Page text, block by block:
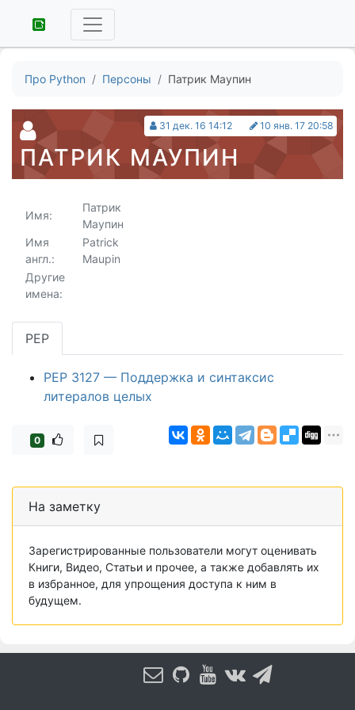
Про Python Персоны Патрик Маупин
31 дек. 16 14:12 10 янв. 17 20:58
ПАТРИК МАУПИН
Имя:
Патрик
Маупин
Имя
англ.:
Patrick
Maupin
Другие
имена:
PEP
PEP 3127 — Поддержка и синтаксис
литералов целых
0
На заметку
Зарегистрированные пользователи могут оценивать
Книги, Видео, Статьи и прочее, а также добавлять их
в избранное, для упрощения доступа к ним в
будущем.